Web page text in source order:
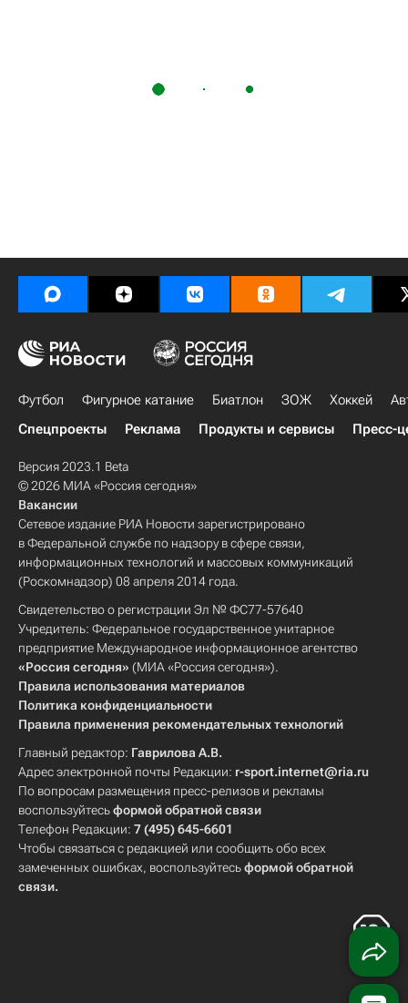
Футбол Фигурное катание Биатлон ЗОЖ Хоккей
Спецпроекты
Реклама Продукты и сервисы Пресс-
Версия 2023.1 Beta
© 2026 МИА «Россия сегодня»
Вакансии
Сетевое издание РИА Новости зарегистрировано
в Федеральной службе по надзору в сфере связи,
информационных технологий и массовых коммуникаций
(Роскомнадзор) 08 апреля 2014 года.
Свидетельство о регистрации Эл № ФС77-57640
Учредитель: Федеральное государственное унитарное
предприятие Международное информационное агентство
«Россия сегодня» (МИА «Россия сегодня»).
Правила использования материалов
Политика конфиденциальности
Правила применения рекомендательных технологий
Главный редактор: Гаврилова А.В.
Адрес электронной почты Редакции: r-sport.internet@ria.ru
По вопросам размещения пресс-релизов и рекламы
воспользуйтесьформой обратной связи
Телефон Редакции: 7 (495) 645-6601
Чтобы связаться с редакцией или сообщить обо всех
замеченных ошибках, воспользуйтесьформой обратной
связи.